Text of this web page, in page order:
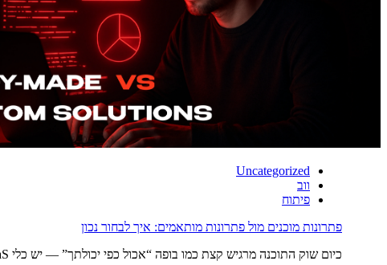
Uncategorized
ווב
פיתוח
פתרונות מוכנים מול פתרונות מותאמים: איך לבחור נכון
כיום שוק התוכנה מרגיש קצת כמו בופה “אכול כפי יכולתך” — יש כלי SaaS כמעט לכל צורך אפשרי. ניהול פרויקטים? יש עשרות. אנליטיקה? רק לבחור. עם כל כך הרבה פלטפורמות…